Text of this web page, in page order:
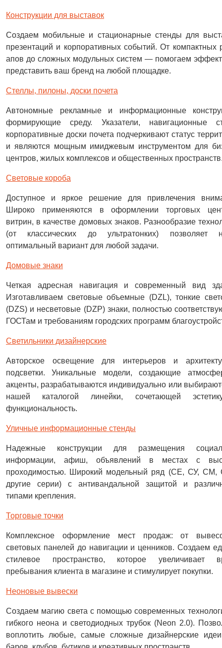
Конструкции для выставок
Создаем мобильные и стационарные стенды для
презентаций и корпоративных событий. От компактных
апов до сложных модульных систем — помогаем
представить ваш бренд на любой площадке.
Стеллы, пилоны, доски почета
Автономные рекламные и информационные
формирующие среду. Указатели, навигационные
корпоративные доски почета подчеркивают статус
и являются мощным имиджевым инструментом для
центров, жилых комплексов и общественных
Световые короба
Доступное и яркое решение для привлечения
Широко применяются в оформлении торговых
витрин, в качестве домовых знаков. Разнообразие
(от классических до ультратонких) позволяет
оптимальный вариант для любой задачи.
Домовые знаки
Четкая адресная навигация и современный вид
Изготавливаем световые объемные (DZL), тонкие
(DZS) и несветовые (DZP) знаки, полностью
ГОСТам и требованиям городских программ
Светильники дизайнерские
Авторское освещение для интерьеров и
подсветки. Уникальные модели, создающие
акценты, разрабатываются индивидуально или
нашей каталогой линейки, сочетающей
функциональность.
Уличные информационные стенды
Надежные конструкции для размещения
информации, афиш, объявлений в местах с
проходимостью. Широкий модельный ряд (СЕ, СУ, СМ,
другие серии) с антивандальной защитой и
типами крепления.
Торговые точки
Комплексное оформление мест продаж: от
световых панелей до навигации и ценников. Создаем
стилевое пространство, которое увеличивает
пребывания клиента в магазине и стимулирует покупки.
Неоновые вывески
Создаем магию света с помощью современных
гибкого неона и светодиодных трубок (Neon 2.0).
воплотить любые, самые сложные дизайнерские